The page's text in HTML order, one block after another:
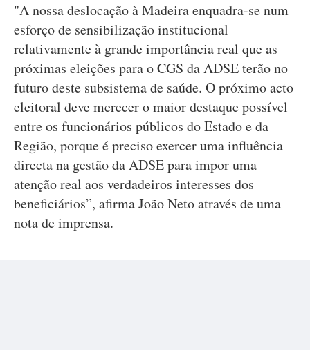
"A nossa deslocação à Madeira enquadra-se num
esforço de sensibilização institucional
relativamente à grande importância real que as
próximas eleições para o CGS da ADSE terão no
futuro deste subsistema de saúde. O próximo acto
eleitoral deve merecer o maior destaque possível
entre os funcionários públicos do Estado e da
Região, porque é preciso exercer uma influência
directa na gestão da ADSE para impor uma
atenção real aos verdadeiros interesses dos
beneficiários”, afirma João Neto através de uma
nota de imprensa.